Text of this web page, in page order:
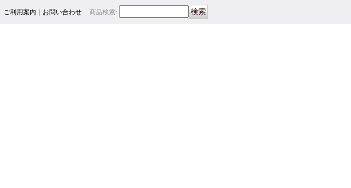
ご利用案内 ｜ お問い合わせ 商品検索: